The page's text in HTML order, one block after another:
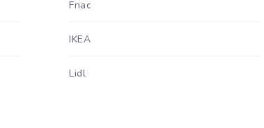
Fnac
IKEA
Lidl